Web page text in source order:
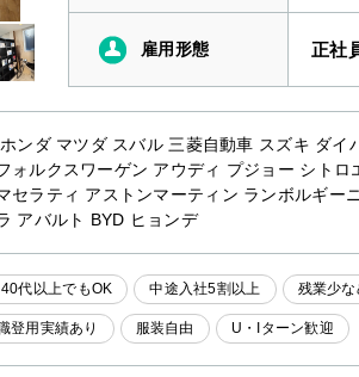
雇用形態 正社
ホンダ マツダ スバル 三菱自動車 スズキ ダ
ォルクスワーゲン アウディ プジョー シト
セラティ アストンマーティン ランボルギ
アバルト BYD ヒョンデ
40代以上でもOK 中途入社5割以上 残業少な
登用実績あり 服装自由 U・Iターン歓迎